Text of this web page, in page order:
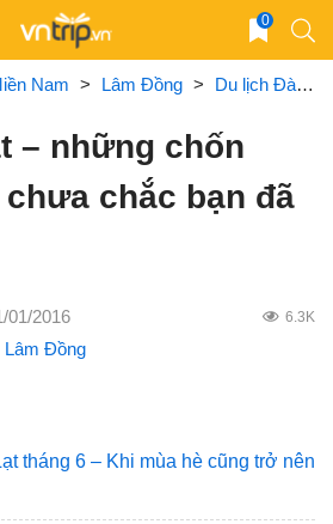
0
Nam > Lâm Đồng > Du lịch Đà Lạt
– những chốn
chưa chắc bạn đã
01/2016 6.3K
Lâm Đồng
tháng 6 – Khi mùa hè cũng trở nên